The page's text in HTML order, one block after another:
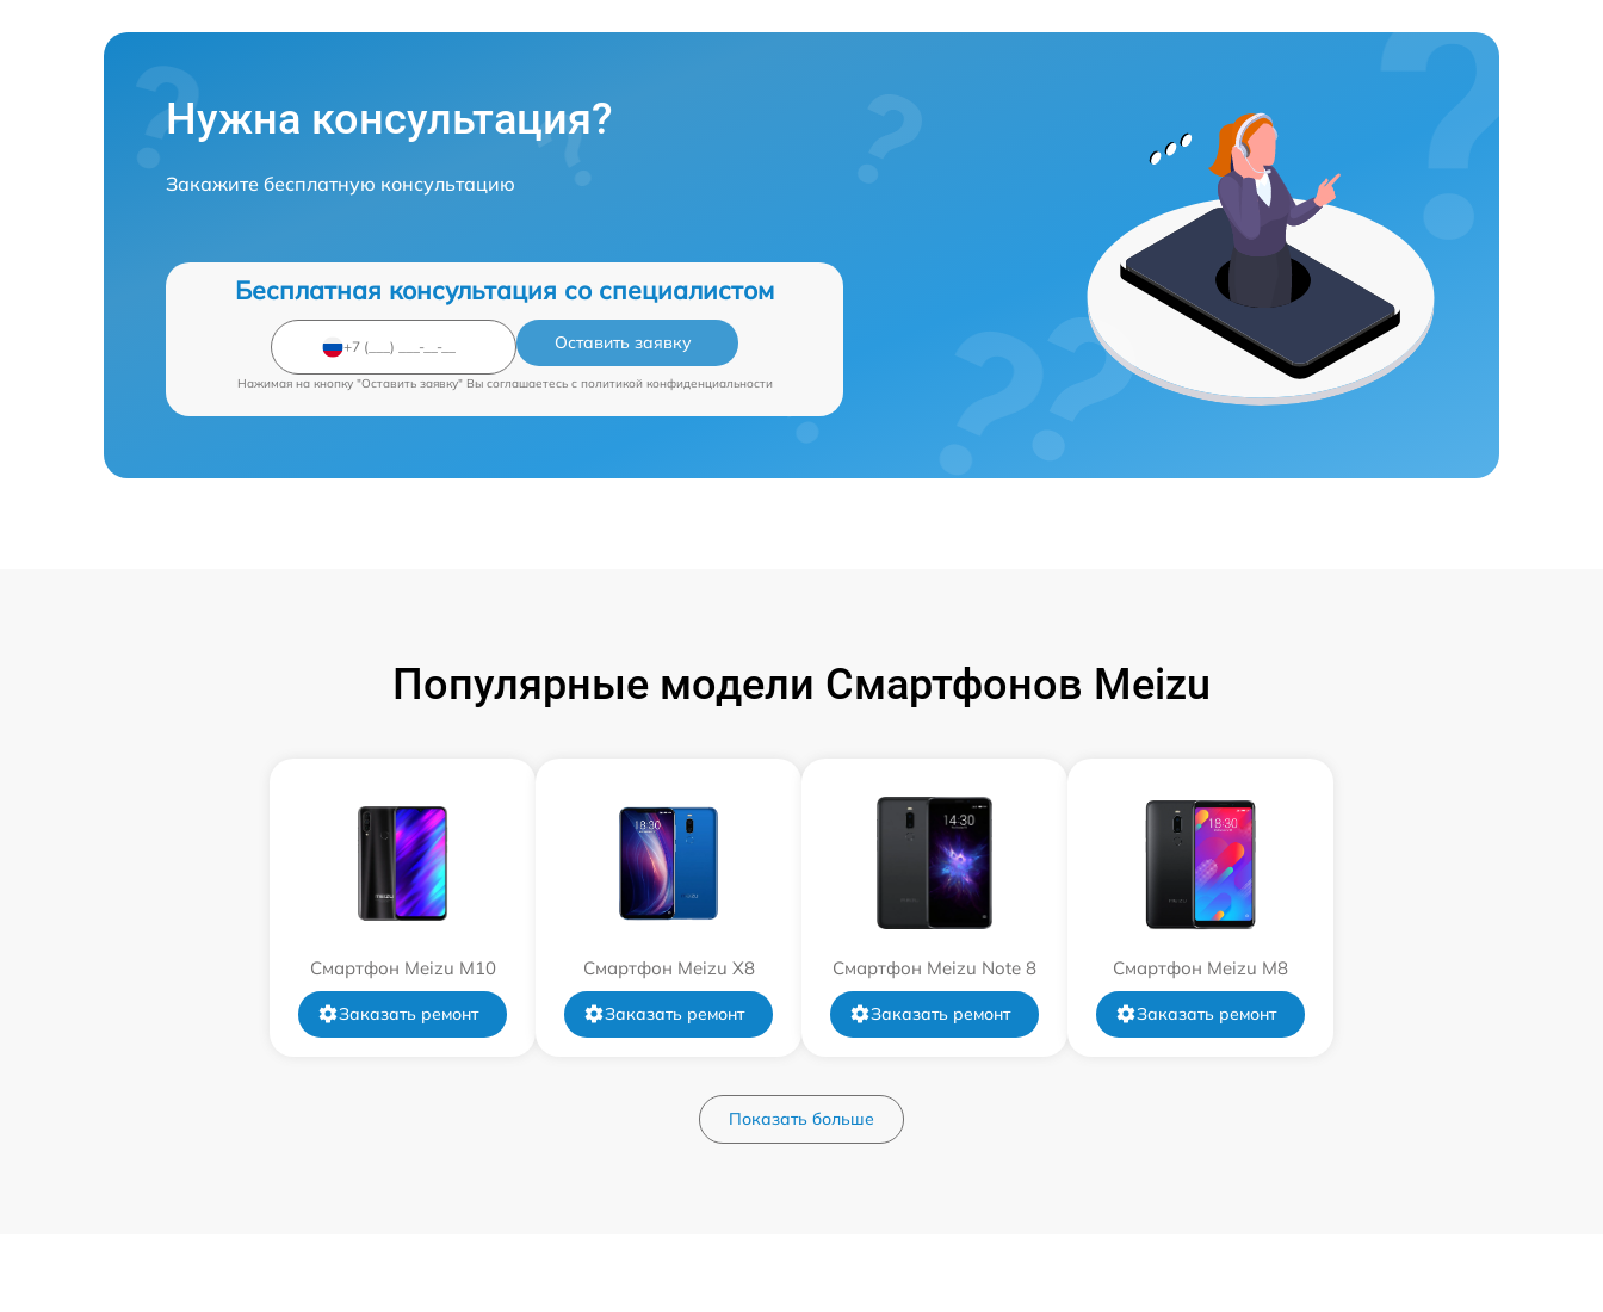
Нужна консультация?
Закажите бесплатную консультацию
Бесплатная консультация со специалистом
Оставить заявку
Нажимая на кнопку "Оставить заявку" Вы соглашаетесь c политикой конфиденциальности
Популярные модели Смартфонов Meizu
Смартфон Meizu M10
Заказать ремонт
Смартфон Meizu X8
Заказать ремонт
Смартфон Meizu Note 8
Заказать ремонт
Смартфон Meizu M8
Заказать ремонт
Показать больше